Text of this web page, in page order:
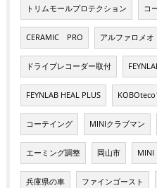
トリムモールプロテクション コ
CERAMIC PRO アルファロメオ
ドライブレコーダー取付
FEYNLAB HEAL PLUS
コーテイング MINIクラブマン
エーミング調整 岡山市 MINI
兵庫県の車 ファインゴースト